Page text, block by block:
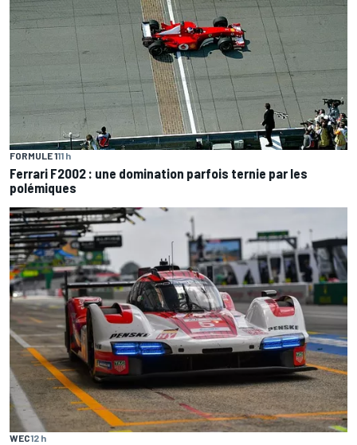
FORMULE 111 h
Ferrari F2002 : une domination parfois ternie par les
polémiques
WEC12 h